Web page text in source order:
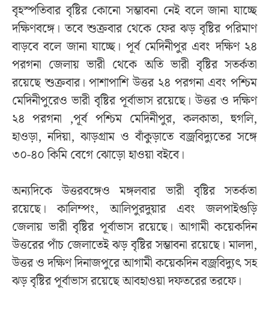
বৃহস্পতিবার বৃষ্টির কোনো সম্ভাবনা নেই বলে জানা যাচ্ছে
দক্ষিণবঙ্গে। তবে শুক্রবার থেকে ফের ঝড় বৃষ্টির পরিমাণ
বাড়বে বলে জানা যাচ্ছে। পূর্ব মেদিনীপুর এবং দক্ষিণ ২৪
পরগনা জেলায় ভারী থেকে অতি ভারী বৃষ্টির সতর্কতা
রয়েছে শুক্রবার। পাশাপাশি উত্তর ২৪ পরগনা এবং পশ্চিম
মেদিনীপুরেও ভারী বৃষ্টির পূর্বাভাস রয়েছে। উত্তর ও দক্ষিণ
২৪ পরগনা ,পূর্ব পশ্চিম মেদিনীপুর, কলকাতা, হুগলি,
হাওড়া, নদিয়া, ঝাড়গ্রাম ও বাঁকুড়াতে বজ্রবিদ্যুতের সঙ্গে
৩০-৪০ কিমি বেগে ঝোড়ো হাওয়া বইবে।
অন্যদিকে উত্তরবঙ্গেও মঙ্গলবার ভারী বৃষ্টির সতর্কতা
রয়েছে। কালিম্পং, আলিপুরদুয়ার এবং জলপাইগুড়ি
জেলায় ভারী বৃষ্টির পূর্বাভাস রয়েছে। আগামী কয়েকদিন
উত্তরের পাঁচ জেলাতেই ঝড় বৃষ্টির সম্ভাবনা রয়েছে। মালদা,
উত্তর ও দক্ষিণ দিনাজপুরে আগামী কয়েকদিন বজ্রবিদ্যুৎ সহ
ঝড় বৃষ্টির পূর্বাভাস রয়েছে আবহাওয়া দফতরের তরফে।